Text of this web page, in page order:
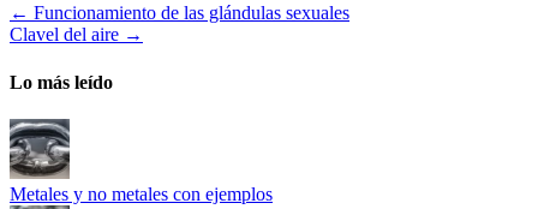
← Funcionamiento de las glándulas sexuales
Clavel del aire →
Lo más leído
Metales y no metales con ejemplos